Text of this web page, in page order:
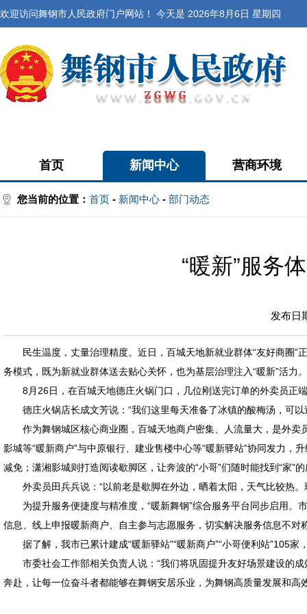
欢迎访问舞钢市人民政府门户网站！ 今天是 2026年8月6日 星期四
首页 新闻中心 营商环境
您当前的位置： 首页 - 新闻中心 - 部门动态
“暖新”服务
发布日
民生温度，丈量治理精度。近日，百城天地新就业群体“友好商圈”
务模式，既为新就业群体送去贴心关怀，也为基层治理注入“暖新”活力。
8月26日，在百城天地德庄火锅门口，几位刚送完订单的外卖员正
德庄火锅店长成文芳说：“我们这里每天准备了冰镇的酸梅汤，可
作为舞钢城区核心商业圈，百城天地商户密集、人流量大，是外
影城等“暖新商户”与中原银行、建业售楼中心等“暖新驿站”协同发力
减免；潇湘影城则打造阅读歇脚区，让奔波的“小哥”们随时能找到“家”
外卖员田兵兵说：“以前老是歇脚在外边，晒着太阳，天气比较热
为提升服务便捷度与精准度，“暖新舞钢”综合服务平台同步启用。
信息、线上申报暖新商户、自主参与志愿服务，切实解决服务信息不对
据了解，我市已累计建成“暖新驿站”“暖新商户”“小哥便利站”105家
市委社会工作部相关负责人说：“我们将巩固提升友好场景建设的
奔赴，让每一位奋斗者都能够在舞钢安居乐业，为舞钢高质量发展和高